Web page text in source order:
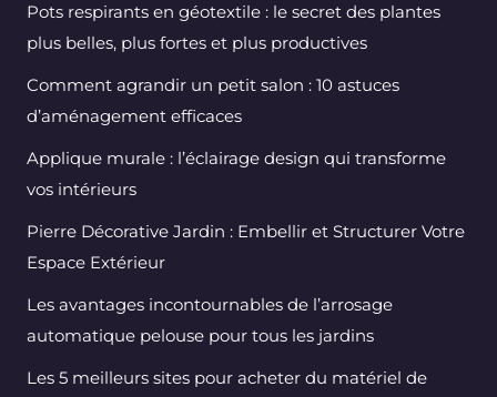
Pots respirants en géotextile : le secret des plantes
plus belles, plus fortes et plus productives
Comment agrandir un petit salon : 10 astuces
d’aménagement efficaces
Applique murale : l’éclairage design qui transforme
vos intérieurs
Pierre Décorative Jardin : Embellir et Structurer Votre
Espace Extérieur
Les avantages incontournables de l’arrosage
automatique pelouse pour tous les jardins
Les 5 meilleurs sites pour acheter du matériel de